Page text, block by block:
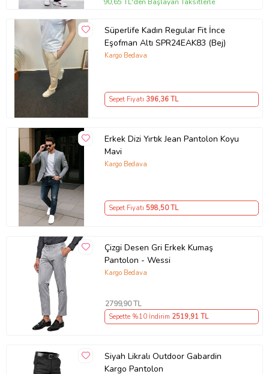
Süperlife Kadın Regular Fit İnce
Eşofman Altı SPR24EAK83 (Bej)
Kargo Bedava
Sepet Fiyatı 396,36 TL
Erkek Dizi Yırtık Jean Pantolon Koyu
Mavi
Kargo Bedava
Sepet Fiyatı 598,50 TL
Çizgi Desen Gri Erkek Kumaş
Pantolon - Wessi
Kargo Bedava
2799,90 TL
Sepette %10 İndirim 2519,91 TL
Siyah Likralı Outdoor Gabardin
Kargo Pantolon